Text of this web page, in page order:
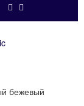
бежевый